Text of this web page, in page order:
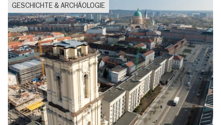
GESCHICHTE & ARCHÄOLOGIE